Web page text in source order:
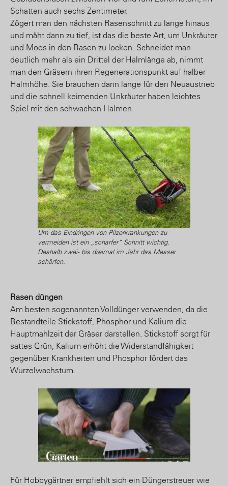
Schatten auch sechs Zentimeter.
Zögert man den nächsten Rasenschnitt zu lange hinaus
und mäht dann zu tief, ist das die beste Art, um Unkräuter
und Moos in den Rasen zu locken. Schneidet man
deutlich mehr als ein Drittel der Halmlänge ab, nimmt
man den Gräsern ihren Regenerationspunkt auf halber
Halmhöhe. Sie brauchen dann lange für den Neuaustrieb
und die schnell keimenden Unkräuter haben leichtes
Spiel mit den schwachen Halmen.
Um das Eindringen von Pilzerkrankungen zu
vermeiden ist ein „scharfer“ Schnitt wichtig.
Deshalb zwei- bis dreimal im Jahr das Messer
schärfen.
Rasen düngen
Am besten sogenannten Volldünger verwenden, da die
Bestandteile Stickstoff, Phosphor und Kalium die
Hauptmahlzeit der Gräser darstellen. Stickstoff sorgt für
sattes Grün, Kalium erhöht die Widerstandfähigkeit
gegenüber Krankheiten und Phosphor fördert das
Wurzelwachstum.
Für Hobbygärtner empfiehlt sich ein Düngerstreuer wie